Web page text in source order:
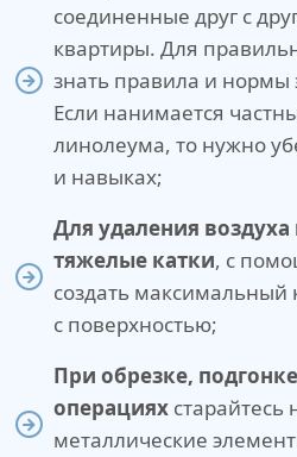
соединенные друг с
квартиры. Для
знать правила и нормы
Если нанимается
линолеума, то нужно
и навыках;
Для удаления
тяжелые катки, с
создать максимальный
с поверхностью;
При обрезке,
операциях старайтесь
металлические